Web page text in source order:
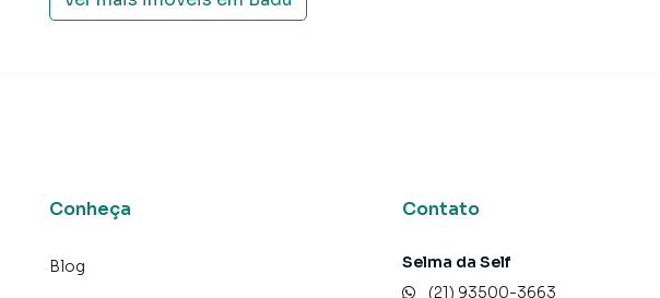
Conheça
Blog
Contato
Selma da Self
(21) 93500-3663